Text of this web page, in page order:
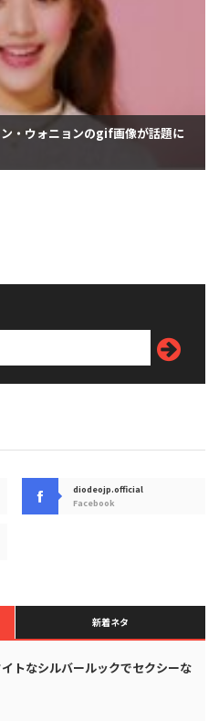
・ウォニョンのgif画像が話題に
diodeojp.official
Facebook
新着ネタ
トなシルバールックでセクシーな